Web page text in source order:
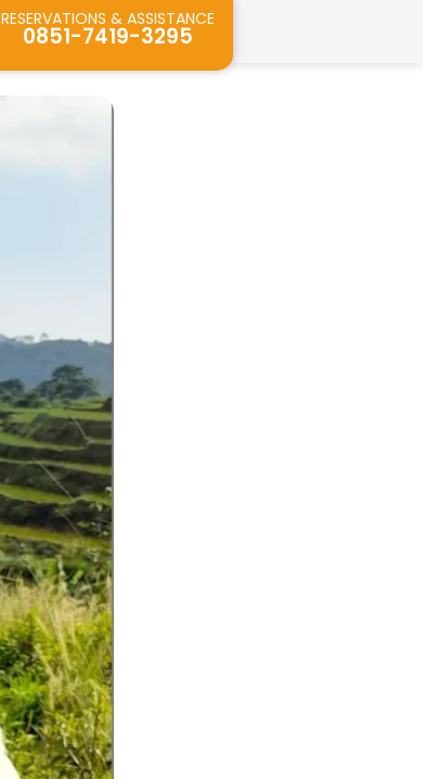
RESERVATIONS & ASSISTANCE
0851-7419-3295